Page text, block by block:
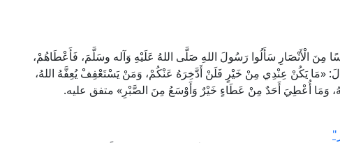
مِنَ الْأَنْصَارِ سَأَلُوا رَسُولَ اللهِ صَلَّى اللهُ عَلَيْهِ وَآله وسَلَّمَ، فَأَعْطَاهُمْ،
«مَا يَكُنْ عِنْدِي مِنْ خَيْرٍ فَلَنْ أَدَّخِرَهُ عَنْكُمْ، وَمَنْ يَسْتَعْفِفْ يُعِفَّهُ اللهُ،
وَمَا أُعْطِيَ أَحَدٌ مِنْ عَطَاءٍ خَيْرٌ وَأَوْسَعُ مِنَ الصَّبْرِ» متفق عليه.